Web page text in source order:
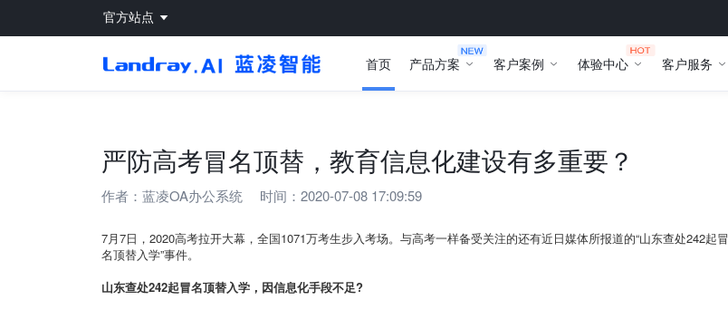
官方站点
首页 产品方案 客户案例 体验中心 客户服务
严防高考冒名顶替，教育信息化建设有多重要？
作者： 蓝凌OA办公系统 时间：2020-07-08 17:09:59
7月7日，2020高考拉开大幕，全国1071万考生步入考场。与高考一样备受关注的还有近日媒体所报道的“山东查处242起冒
名顶替入学”事件。
山东查处242起冒名顶替入学，因信息化手段不足?